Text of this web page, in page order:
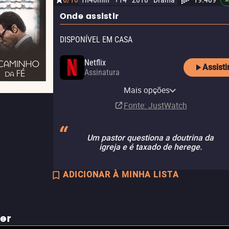
Onde assistir
DISPONÍVEL EM CASA
Netflix
Assinatura
AssinaturaMais opções
Fonte: JustWatch
Um pastor questiona a doutrina da
igreja e é taxado de herege.
ADICIONAR À MINHA LISTA